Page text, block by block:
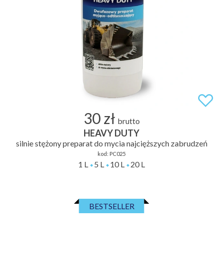
30 zł brutto
HEAVY DUTY
silnie stężony preparat do mycia najcięższych zabrudzeń
kod: PC025
1 L 5 L 10 L 20 L
BESTSELLER